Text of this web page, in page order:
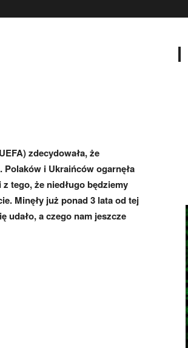
zdecydowała, że
i Ukraińców ogarnęła
tego, że niedługo będziemy
Minęły już ponad 3 lata od tej
udało, a czego nam jeszcze